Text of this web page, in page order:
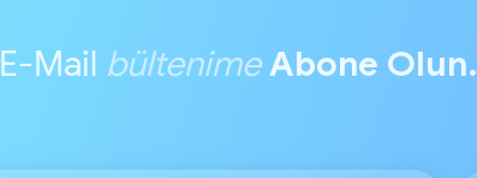
E-Mail bültenime Abone Olun.